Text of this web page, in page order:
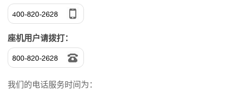
400-820-2628
座机用户请拨打：
800-820-2628
我们的电话服务时间为：